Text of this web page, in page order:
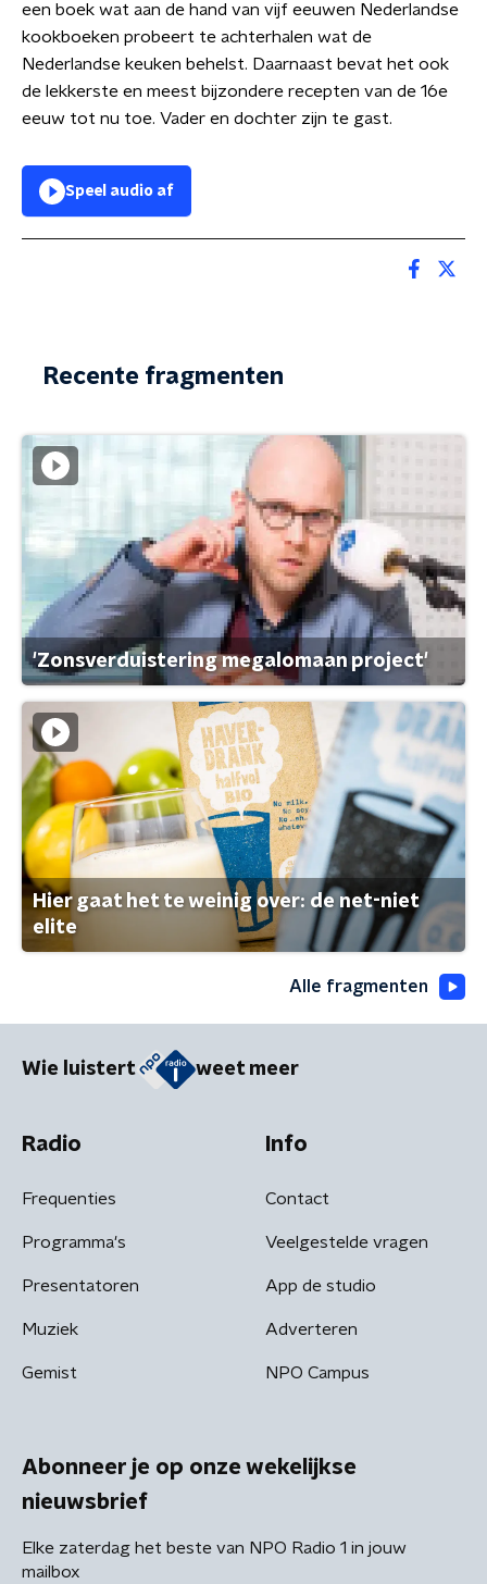
een boek wat aan de hand van vijf eeuwen Nederlandse
kookboeken probeert te achterhalen wat de
Nederlandse keuken behelst. Daarnaast bevat het ook
de lekkerste en meest bijzondere recepten van de 16e
eeuw tot nu toe. Vader en dochter zijn te gast.
Speel audio af
Recente fragmenten
'Zonsverduistering megalomaan project'
Hier gaat het te weinig over: de net-niet
elite
Alle fragmenten
Wie luistert weet meer
Radio
Frequenties
Programma's
Presentatoren
Muziek
Gemist
Info
Contact
Veelgestelde vragen
App de studio
Adverteren
NPO Campus
Abonneer je op onze wekelijkse
nieuwsbrief
Elke zaterdag het beste van NPO Radio 1 in jouw
mailbox